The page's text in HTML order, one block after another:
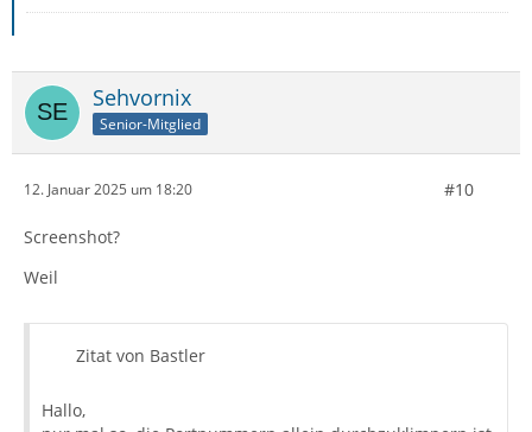
Sehvornix
Senior-Mitglied
12. Januar 2025 um 18:20 #10
Screenshot?
Weil
Zitat von Bastler
Hallo,